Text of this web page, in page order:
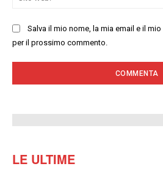
Salva il mio nome, la mia email e il
per il prossimo commento.
LE ULTIME